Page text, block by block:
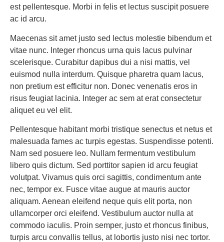
est pellentesque. Morbi in felis et lectus suscipit posuere
ac id arcu.
Maecenas sit amet justo sed lectus molestie bibendum et
vitae nunc. Integer rhoncus urna quis lacus pulvinar
scelerisque. Curabitur dapibus dui a nisi mattis, vel
euismod nulla interdum. Quisque pharetra quam lacus,
non pretium est efficitur non. Donec venenatis eros in
risus feugiat lacinia. Integer ac sem at erat consectetur
aliquet eu vel elit.
Pellentesque habitant morbi tristique senectus et netus et
malesuada fames ac turpis egestas. Suspendisse potenti.
Nam sed posuere leo. Nullam fermentum vestibulum
libero quis dictum. Sed porttitor sapien id arcu feugiat
volutpat. Vivamus quis orci sagittis, condimentum ante
nec, tempor ex. Fusce vitae augue at mauris auctor
aliquam. Aenean eleifend neque quis elit porta, non
ullamcorper orci eleifend. Vestibulum auctor nulla at
commodo iaculis. Proin semper, justo et rhoncus finibus,
turpis arcu convallis tellus, at lobortis justo nisi nec tortor.